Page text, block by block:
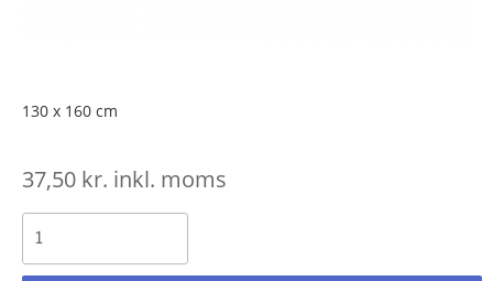
130 x 160 cm
37,50 kr. inkl. moms